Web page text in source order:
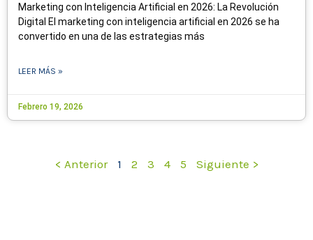
Marketing con Inteligencia Artificial en 2026: La Revolución
Digital El marketing con inteligencia artificial en 2026 se ha
convertido en una de las estrategias más
LEER MÁS »
Febrero 19, 2026
< Anterior 1 2 3 4 5 Siguiente >